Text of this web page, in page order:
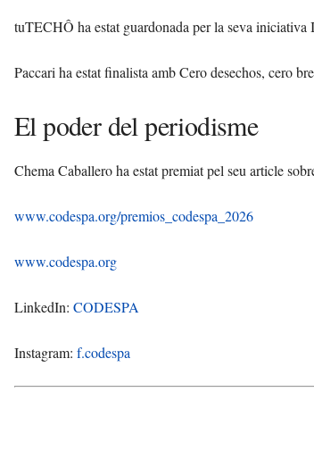
tuTECHÔ ha estat guardonada per la seva iniciativa
Paccari ha estat finalista amb Cero desechos, cero
El poder del periodisme
Chema Caballero ha estat premiat pel seu article
www.codespa.org/premios_codespa_2026
www.codespa.org
LinkedIn: CODESPA
Instagram: f.codespa